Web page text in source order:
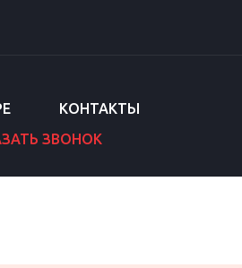
КОНТАКТЫ
ЗВОНОК